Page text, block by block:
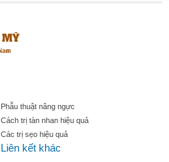
Phẫu thuật nâng ngực
Cách trị tàn nhan hiệu quả
Các trị sẹo hiệu quả
Liên kết khác